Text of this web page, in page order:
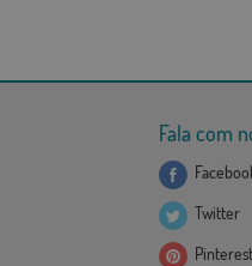
Fala com
Twitter
Pinterest